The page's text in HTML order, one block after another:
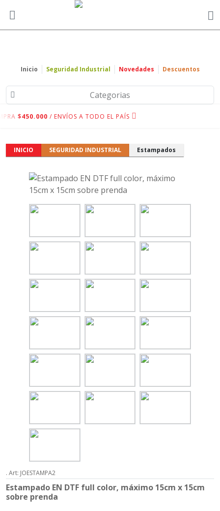
Inicio Seguridad Industrial Novedades Descuentos
Categorias
$450.000 / ENVÍOS A TODO EL PAÍS
INICIO SEGURIDAD INDUSTRIAL Estampados
. Art: JOESTAMPA2
Estampado EN DTF full color, máximo 15cm x 15cm
sobre prenda